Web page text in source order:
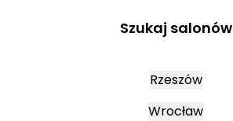
Szukaj salonów
Rzeszów
Wrocław